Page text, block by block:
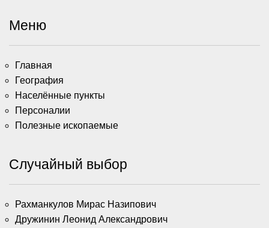
Меню
Главная
География
Населённые пункты
Персоналии
Полезные ископаемые
Случайный выбор
Рахманкулов Мирас Назипович
Дружинин Леонид Александрович